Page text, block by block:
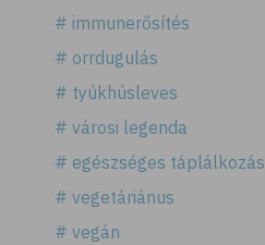
# immunerősítés
# orrdugulás
# tyúkhúsleves
# városi legenda
# egészséges táplálkozás
# vegetáriánus
# vegán